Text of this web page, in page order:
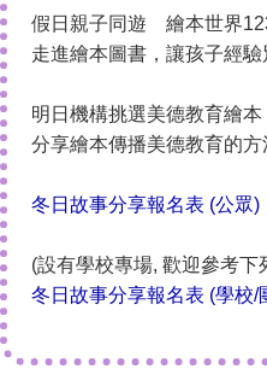
假日親子同遊 繪本世界
走進繪本圖書，讓孩子經
明日機構挑選美德教育繪
分享繪本傳播美德教育的方
冬日故事分享報名表 (公眾)
(設有學校專場, 歡迎參考
冬日故事分享報名表 (學校/